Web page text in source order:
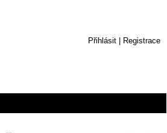
Přihlásit Registrace